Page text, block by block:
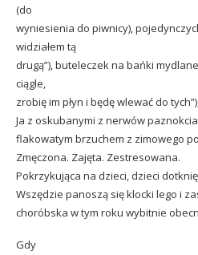
(do
wyniesienia do piwnicy),
widziałem tą
drugą”), buteleczek na bańki
ciągle,
zrobię im płyn i będę wlewać do
Ja z oskubanymi z nerwów
flakowatym brzuchem z zimowego
Zmęczona. Zajęta. Zestresowana.
Pokrzykująca na dzieci, dzieci
Wszędzie panoszą się klocki lego i
choróbska w tym roku wybitnie
Gdy